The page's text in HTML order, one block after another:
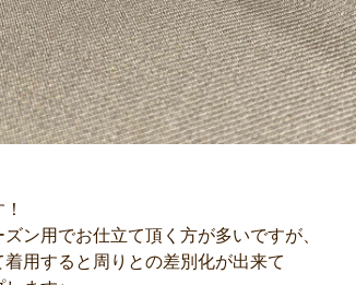
ン用でお仕立て頂く方が多いですが、
用すると周りとの差別化が出来て